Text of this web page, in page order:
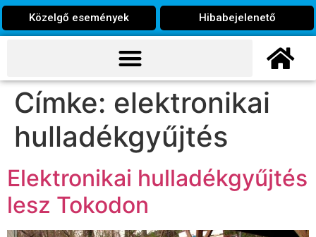
Közelgő események Hibabejelenető
Címke: elektronikai
hulladékgyűjtés
Elektronikai hulladékgyűjtés
lesz Tokodon